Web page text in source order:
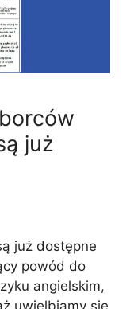
już
już dostępne
powód do
angielskim,
uwielbiamy się